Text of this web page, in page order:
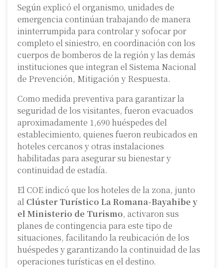
Según explicó el organismo, unidades de
emergencia continúan trabajando de manera
ininterrumpida para controlar y sofocar por
completo el siniestro, en coordinación con los
cuerpos de bomberos de la región y las demás
instituciones que integran el Sistema Nacional
de Prevención, Mitigación y Respuesta.
Como medida preventiva para garantizar la
seguridad de los visitantes, fueron evacuados
aproximadamente 1,690 huéspedes del
establecimiento, quienes fueron reubicados en
hoteles cercanos y otras instalaciones
habilitadas para asegurar su bienestar y
continuidad de estadía.
El COE indicó que los hoteles de la zona, junto
al Clúster Turístico La Romana-Bayahibe y
el Ministerio de Turismo, activaron sus
planes de contingencia para este tipo de
situaciones, facilitando la reubicación de los
huéspedes y garantizando la continuidad de las
operaciones turísticas en el destino.